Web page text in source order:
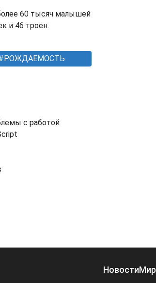
60 тысяч малышей
и 46 троен.
РОЖДАЕМОСТЬ
с работой
НовостиМир